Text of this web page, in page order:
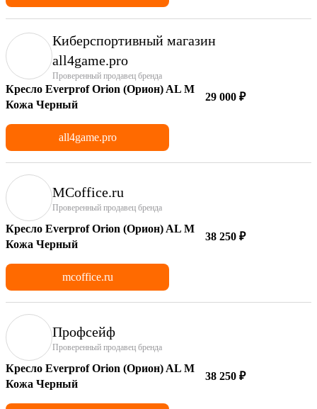
Киберспортивный магазин
аll4game.pro
Проверенный продавец бренда
Кресло Everprof Orion (Орион) AL M
Кожа Черный
29 000 ₽
all4game.pro
MCoffice.ru
Проверенный продавец бренда
Кресло Everprof Orion (Орион) AL M
Кожа Черный
38 250 ₽
mcoffice.ru
Профсейф
Проверенный продавец бренда
Кресло Everprof Orion (Орион) AL M
Кожа Черный
38 250 ₽